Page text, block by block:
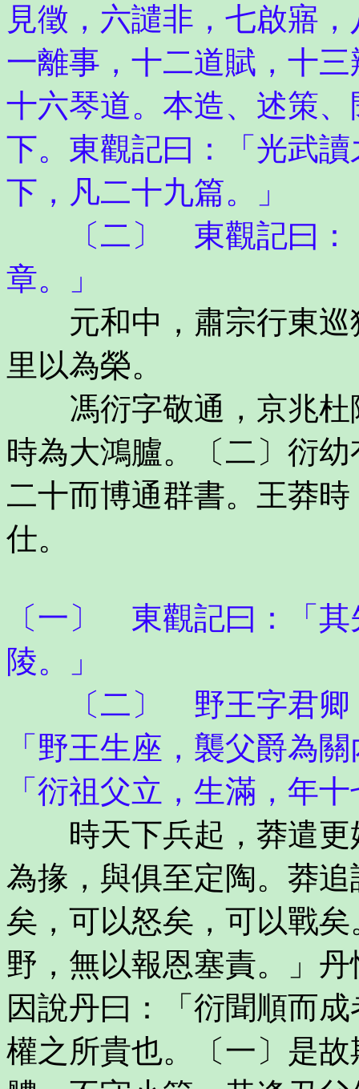
見徵，六譴非，七啟寤
一離事，十二道賦，十
十六琴道。本造、述策
下。東觀記曰：「光武
下，凡二十九篇。」
〔二〕 東觀記曰：
章。」
元和中，肅宗行東巡
里以為榮。
馮衍字敬通，京兆杜
時為大鴻臚。〔二〕衍
二十而博通群書。王莽
仕。
〔一〕 東觀記曰：「
陵。」
〔二〕 野王字君卿，
「野王生座，襲父爵為
「衍祖父立，生滿，年
時天下兵起，莽遣更
為掾，與俱至定陶。莽
矣，可以怒矣，可以戰
野，無以報恩塞責。」
因說丹曰：「衍聞順而
權之所貴也。〔一〕是